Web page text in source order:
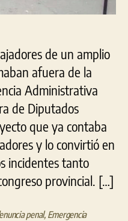
de un amplio
afuera de la
Administrativa
de Diputados
que ya contaba
y lo convirtió en
incidentes tanto
provincial. […]
penal, Emergencia